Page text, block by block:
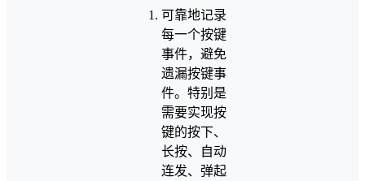
可靠地记录
每一个按键
事件，避免
遗漏按键事
件。特别是
需要实现按
键的按下、
长按、自动
连发、弹起